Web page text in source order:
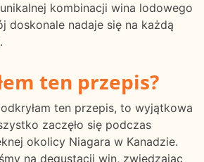
kombinacji wina lodowego
doskonale nadaje się na każdą
ten przepis?
ten przepis, to wyjątkowa
zaczęło się podczas
okolicy Niagara w Kanadzie.
na degustacji win, zwiedzając